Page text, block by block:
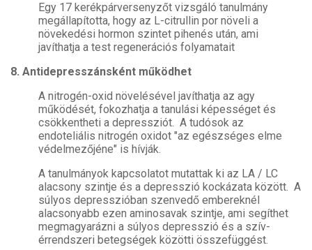
Egy 17 kerékpárversenyzőt vizsgáló tanulmány
megállapította, hogy az L-citrullin por növeli a
növekedési hormon szintet pihenés után, ami
javíthatja a test regenerációs folyamatait
8. Antidepresszánsként működhet
A nitrogén-oxid növelésével javíthatja az agy
működését, fokozhatja a tanulási képességet és
csökkentheti a depressziót. A tudósok az
endoteliális nitrogén oxidot "az egészséges elme
védelmezőjéne" is hívják.
A tanulmányok kapcsolatot mutattak ki az LA / LC
alacsony szintje és a depresszió kockázata között. A
súlyos depresszióban szenvedő embereknél
alacsonyabb ezen aminosavak szintje, ami segíthet
megmagyarázni a súlyos depresszió és a szív-
érrendszeri betegségek közötti összefüggést.